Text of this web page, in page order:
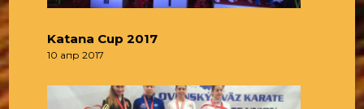
Katana Cup 2017
10 апр 2017